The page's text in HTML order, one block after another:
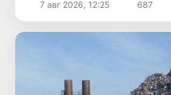
7 авг 2026, 12:25 687